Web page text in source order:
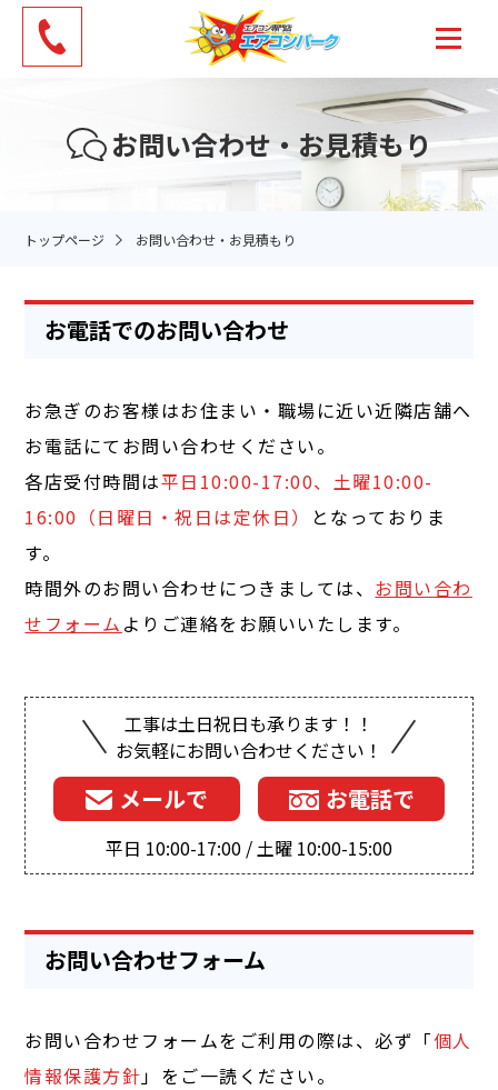
お問い合わせ・お見積もり
トップページ お問い合わせ・お見積もり
お電話でのお問い合わせ
お急ぎのお客様はお住まい・職場に近い近隣店舗へ
お電話にてお問い合わせください。
各店受付時間は平日10:00-17:00、土曜10:00-
16:00（日曜日・祝日は定休日）
となっておりま
す。
時間外のお問い合わせにつきましては、 お問い合わ
せフォーム よりご連絡をお願いいたします。
工事は土日祝日も承ります！！
お気軽にお問い合わせください！
メールで お電話で
平日 10:00-17:00 / 土曜 10:00-15:00
お問い合わせフォーム
お問い合わせフォームをご利用の際は、必ず「個人
情報保護方針」をご一読ください。